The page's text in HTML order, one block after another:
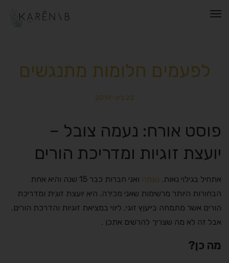
תפריט
לפעמים חלומות מתנגשים
22 ביוני 2019
פוסט אורח: נעמה צובל –
יועצת זוגיות ומדריכת הורים
אתחיל בגילוי נאות. נעמה
ואני חברות כבר 15 שנה והיא אחת
הבחורות היותר מרשימות שאני מכירה. היא יועצת זוגית ומדריכת
הורים אשר מתמחה בייעןץ זוגי, ליווי במציאת זוגיות והדרכת הורים.
אבל זה לא מה שצריך להרשים אתכן .
מה כן?